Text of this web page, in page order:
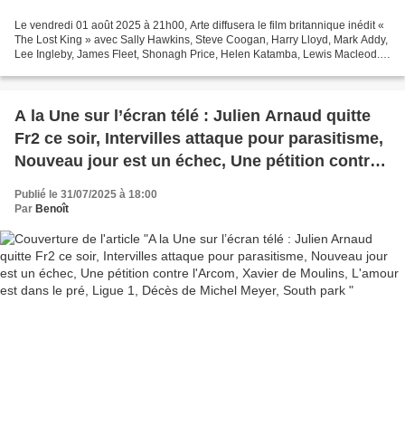
Le vendredi 01 août 2025 à 21h00, Arte diffusera le film britannique inédit «
The Lost King » avec Sally Hawkins, Steve Coogan, Harry Lloyd, Mark Addy,
Lee Ingleby, James Fleet, Shonagh Price, Helen Katamba, Lewis Macleod.
A la Une sur l’écran télé : Julien Arnaud quitte
Fr2 ce soir, Intervilles attaque pour parasitisme,
Nouveau jour est un échec, Une pétition contre
pré, Ligue 1, Décès de Michel Meyer, South park
Publié le 31/07/2025 à 18:00
Par Benoît